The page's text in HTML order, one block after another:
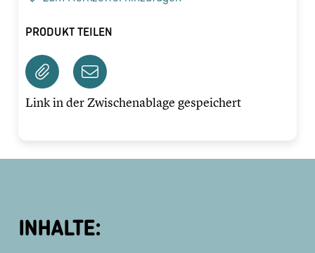
PRODUKT TEILEN
Link in der Zwischenablage gespeichert
INHALTE: